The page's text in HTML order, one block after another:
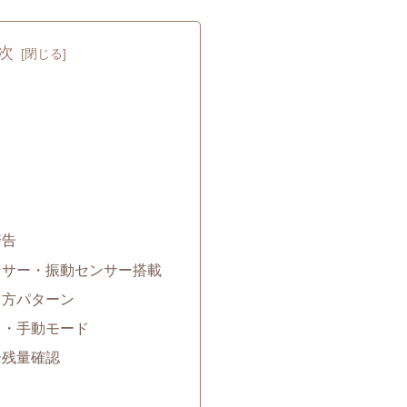
ー・振動センサー搭載
パターン
手動モード
量確認